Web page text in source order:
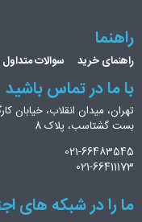
راهنما
راهنمای خرید سوالات متداول
با ما در تماس باشید
تهران، میدان انقلاب، خیابان
بست گشتاسب، پلاک 8
021-66483545
021-66411173
ما را در شبکه های